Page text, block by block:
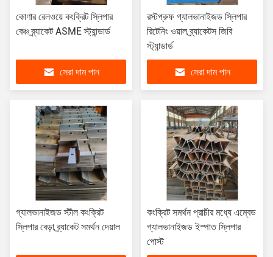
কোণার রেলওয়ে কংক্রিট স্লিপার
বেঞ্চ ব্র্যাকেট ASME স্ট্যান্ডার্ড
সেরা দাম পান
রস্টপ্রুফ গ্যালভানাইজড স্লিপার
রিটেনিং ওয়াল ব্র্যাকেটস জিবি
স্ট্যান্ডার্ড
সেরা দাম পান
গ্যালভানাইজড স্টীল কংক্রিট
স্লিপার বেড়া ব্র্যাকেট সমর্থন দেয়াল
কংক্রিট সমর্থন প্রাচীর মধ্যে এম্বেড
গ্যালভানাইজড ইস্পাত স্লিপার
পোস্ট